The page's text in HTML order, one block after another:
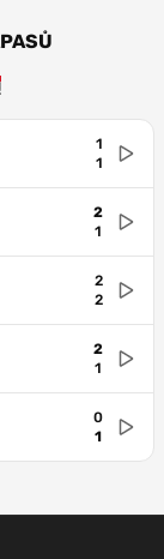
1
1
2
1
2
2
2
1
0
1